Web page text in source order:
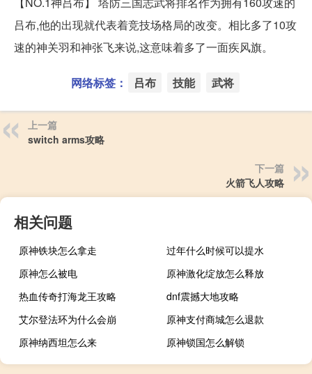
吕布,他的出现就代表着竞技场格局的改变。相比多了10攻
速的神关羽和神张飞来说,这意味着多了一面疾风旗。
网络标签： 吕布 技能 武将
上一篇
switch arms攻略
下一篇
火箭飞人攻略
相关问题
原神铁块怎么拿走
过年什么时候可以提水
原神怎么被电
原神激化绽放怎么释放
热血传奇打海龙王攻略
dnf震撼大地攻略
艾尔登法环为什么会崩
原神支付商城怎么退款
原神纳西坦怎么来
原神锁国怎么解锁